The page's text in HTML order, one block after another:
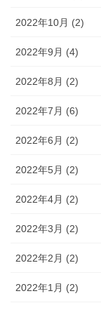
2022年10月 (2)
2022年9月 (4)
2022年8月 (2)
2022年7月 (6)
2022年6月 (2)
2022年5月 (2)
2022年4月 (2)
2022年3月 (2)
2022年2月 (2)
2022年1月 (2)